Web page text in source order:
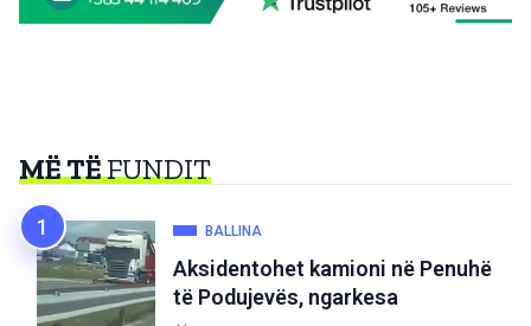
MË TËFUNDIT
BALLINA
Aksidentohet kamioni në Penuhë
të Podujevës, ngarkesa